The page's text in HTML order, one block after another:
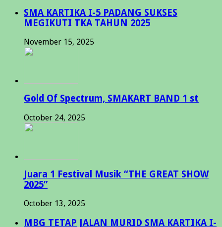
SMA KARTIKA I-5 PADANG SUKSES
MEGIKUTI TKA TAHUN 2025
November 15, 2025
Gold Of Spectrum, SMAKART BAND 1 st
October 24, 2025
Juara 1 Festival Musik “THE GREAT SHOW
2025”
October 13, 2025
MBG TETAP JALAN MURID SMA KARTIKA I-